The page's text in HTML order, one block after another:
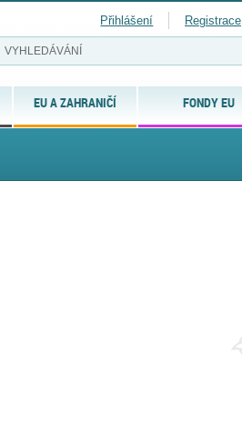
EU A ZAHRANIČÍ FONDY EU
Přihlášení Registrace